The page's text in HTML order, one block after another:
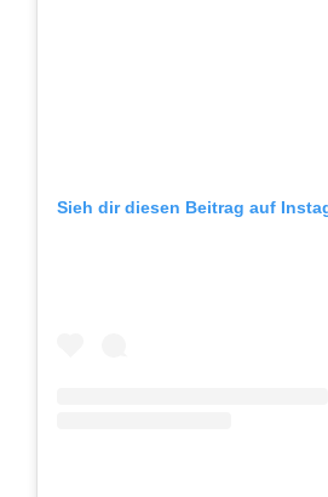
Sieh dir diesen Beitrag auf